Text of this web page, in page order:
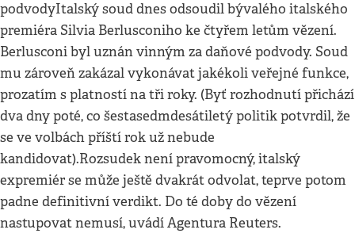
podvodyItalský soud dnes odsoudil bývalého italského
premiéra Silvia Berlusconiho ke čtyřem letům vězení.
Berlusconi byl uznán vinným za daňové podvody. Soud
mu zároveň zakázal vykonávat jakékoli veřejné funkce,
prozatím s platností na tři roky. (Byť rozhodnutí přichází
dva dny poté, co šestasedmdesátiletý politik potvrdil, že
se ve volbách příští rok už nebude
kandidovat).Rozsudek není pravomocný, italský
expremiér se může ještě dvakrát odvolat, teprve potom
padne definitivní verdikt. Do té doby do vězení
nastupovat nemusí, uvádí Agentura Reuters.